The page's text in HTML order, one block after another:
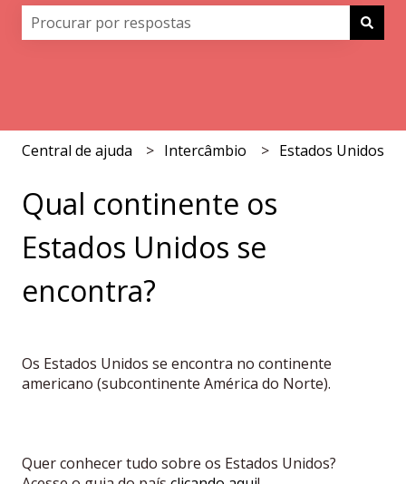
Central de ajuda Intercâmbio Estados Unidos
Qual continente os
Estados Unidos se
encontra?
Os Estados Unidos se encontra no continente
americano (subcontinente América do Norte).
Quer conhecer tudo sobre os Estados Unidos?